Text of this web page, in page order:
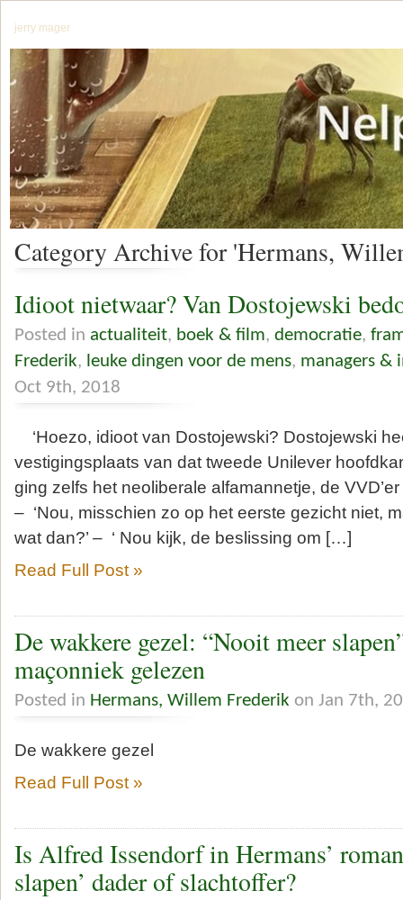
jerry mager
Category Archive for 'Hermans,
Idioot nietwaar? Van Dostojewski
Posted in actualiteit, boek & film, democratie,
Frederik, leuke dingen voor de mens, managers &
Oct 9th, 2018
‘Hoezo, idioot van Dostojewski? Dostojewski
vestigingsplaats van dat tweede Unilever
ging zelfs het neoliberale alfamannetje, de VVD’er
– ‘Nou, misschien zo op het eerste gezicht niet,
wat dan?’ – ‘ Nou kijk, de beslissing om […]
Read Full Post »
De wakkere gezel: “Nooit meer
maçonniek gelezen
Posted in Hermans, Willem Frederik on Jan 7th,
De wakkere gezel
Read Full Post »
Is Alfred Issendorf in Hermans’
slapen’ dader of slachtoffer?